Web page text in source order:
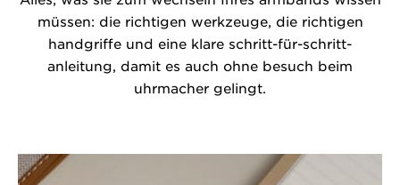
müssen: die richtigen werkzeuge, die richtigen
handgriffe und eine klare schritt-für-schritt-
anleitung, damit es auch ohne besuch beim
uhrmacher gelingt.